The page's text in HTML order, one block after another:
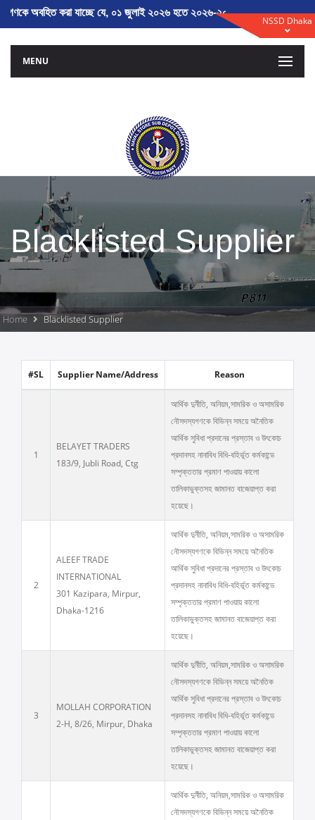
অবহিত করা যাচ্ছে যে, ০১ জুলাই ২০২৬ হতে ২০২৬-২০২৭ অর্থ বৎসরের
NSSD Dhaka
MENU
Blacklisted Supplier
Home Blacklisted Supplier
#SL Supplier Name/Address Reason
1
BELAYET TRADERS
183/9, Jubli Road, Ctg
আর্থিক দুর্নীতি, অনিয়ম,সামরিক ও অসামরিক
নৌসদস্যগণকে বিভিন্ন সময়ে অনৈতিক
আর্থিক সুবিধা প্রদানের প্রস্তাব ও উৎকোচ
প্রদানসহ নানাবিধ বিধি-বহির্ভূত কর্মকান্ডে
সম্পৃক্ততার প্রমাণ পাওয়ায় কালো
তালিকাভুক্তসহ জামানত বাজেয়াপ্ত করা
হয়েছে।
2
ALEEF TRADE
INTERNATIONAL
301 Kazipara, Mirpur,
Dhaka-1216
আর্থিক দুর্নীতি, অনিয়ম,সামরিক ও অসামরিক
নৌসদস্যগণকে বিভিন্ন সময়ে অনৈতিক
আর্থিক সুবিধা প্রদানের প্রস্তাব ও উৎকোচ
প্রদানসহ নানাবিধ বিধি-বহির্ভূত কর্মকান্ডে
সম্পৃক্ততার প্রমাণ পাওয়ায় কালো
তালিকাভুক্তসহ জামানত বাজেয়াপ্ত করা
হয়েছে।
3
MOLLAH CORPORATION
2-H, 8/26, Mirpur, Dhaka
আর্থিক দুর্নীতি, অনিয়ম,সামরিক ও অসামরিক
নৌসদস্যগণকে বিভিন্ন সময়ে অনৈতিক
আর্থিক সুবিধা প্রদানের প্রস্তাব ও উৎকোচ
প্রদানসহ নানাবিধ বিধি-বহির্ভূত কর্মকান্ডে
সম্পৃক্ততার প্রমাণ পাওয়ায় কালো
তালিকাভুক্তসহ জামানত বাজেয়াপ্ত করা
হয়েছে।
আর্থিক দুর্নীতি, অনিয়ম,সামরিক ও অসামরিক
নৌসদস্যগণকে বিভিন্ন সময়ে অনৈতিক